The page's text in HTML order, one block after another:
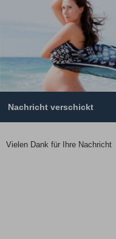
Nachricht verschickt
Vielen Dank für Ihre Nachricht